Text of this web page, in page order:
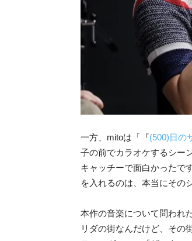
一方、mitoは「『(500)日の
子の前でカラオケするシー
キャッチーで面白かったで
を入れるのは、本当にその
本作の音楽について問われ
リダの街なんだけど、その